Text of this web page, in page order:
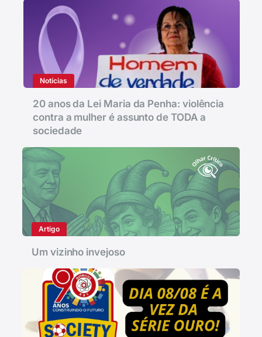
Notícias
20 anos da Lei Maria da Penha: violência
contra a mulher é assunto de TODA a
sociedade
Artigo
Um vizinho invejoso